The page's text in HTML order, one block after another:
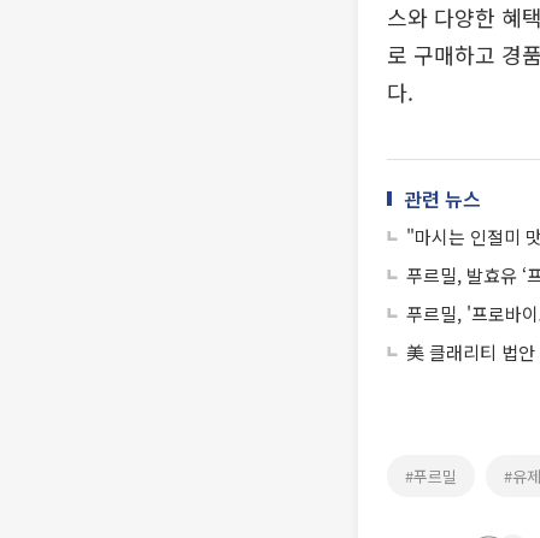
스와 다양한 혜
로 구매하고 경
다.
관련 뉴스
"마시는 인절미
푸르밀, 발효유 ‘
푸르밀, '프로바
美 클래리티 법
#푸르밀 #유